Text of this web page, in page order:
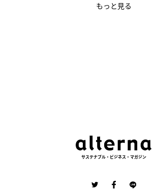
もっと見る
サステナブル・ビジネス・マガジン